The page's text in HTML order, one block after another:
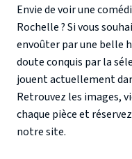
Envie de voir une
Rochelle ? Si vous
envoûter par une belle
doute conquis par la
jouent actuellement
Retrouvez les images,
chaque pièce et
notre site.